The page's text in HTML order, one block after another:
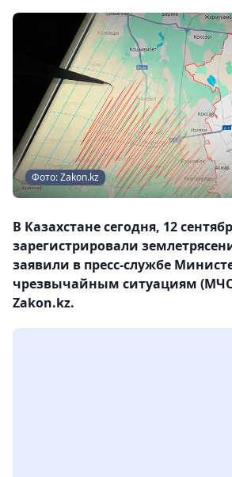
Фото: Zakon.kz
В Казахстане сегодня, 12
зарегистрировали
заявили в пресс-службе
чрезвычайным ситуациям
Zakon.kz.